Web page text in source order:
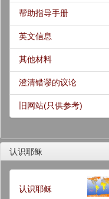
帮助指导手册
英文信息
其他材料
澄清错谬的议论
旧网站(只供参考)
认识耶稣
认识耶稣